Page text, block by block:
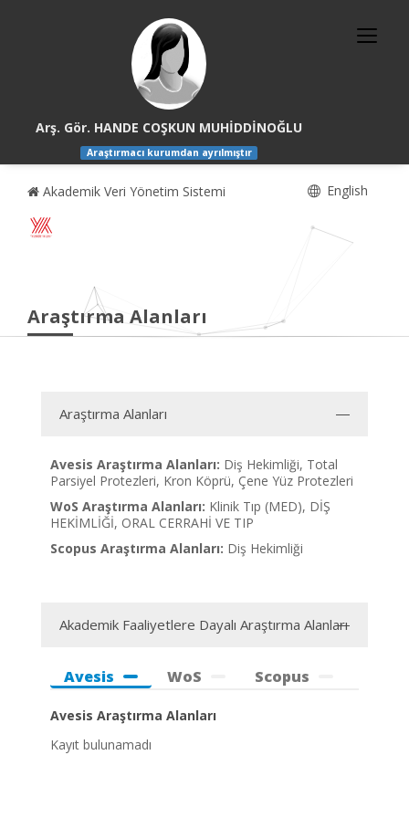
Arş. Gör. HANDE COŞKUN MUHİDDİNOĞLU
Araştırmacı kurumdan ayrılmıştır
Akademik Veri Yönetim Sistemi English
Araştırma Alanları
Araştırma Alanları
Avesis Araştırma Alanları: Diş Hekimliği, Total
Parsiyel Protezleri, Kron Köprü, Çene Yüz Protezleri
WoS Araştırma Alanları: Klinik Tıp (MED), DİŞ
HEKİMLİĞİ, ORAL CERRAHİ VE TIP
Scopus Araştırma Alanları: Diş Hekimliği
Akademik Faaliyetlere Dayalı Araştırma Alanları
Avesis WoS Scopus
Avesis Araştırma Alanları
Kayıt bulunamadı